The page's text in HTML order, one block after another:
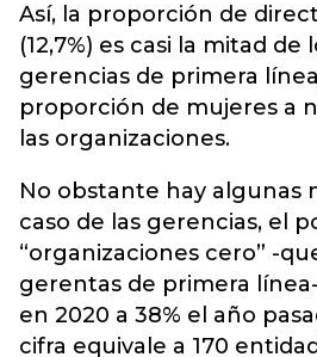
Así, la proporción de
(12,7%) es casi la mitad de
gerencias de primera
proporción de mujeres a
las organizaciones.
No obstante hay algunas
caso de las gerencias, el
“organizaciones cero” -
gerentas de primera línea-
en 2020 a 38% el año
cifra equivale a 170